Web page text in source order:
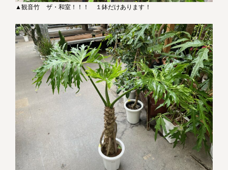
▲観音竹 ザ・和室！！！ １鉢だけあります！